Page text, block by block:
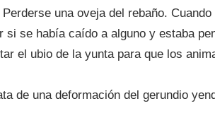
una oveja del rebaño.
si se había caído a alguno y estaba
el ubio de la yunta para que los
de una deformación del gerundio